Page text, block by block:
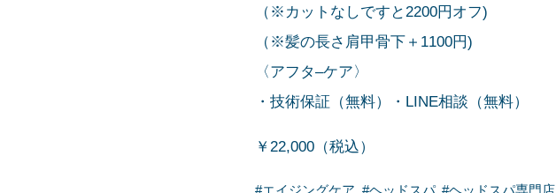
（※カットなしですと2200円オフ)
（※髪の長さ肩甲骨下＋1100円)
〈アフタ–ケア〉
・技術保証（無料）・LINE相談（無料）
￥22,000（税込）